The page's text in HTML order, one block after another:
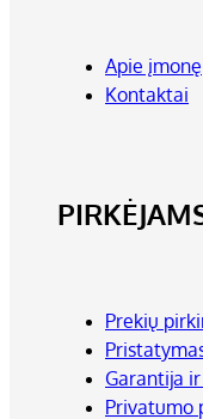
Apie įmonę
Kontaktai
Prekių
Garantija
Privatumo